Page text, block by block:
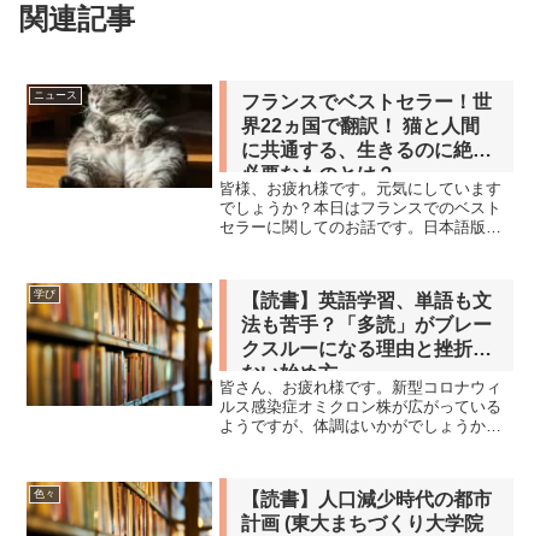
関連記事
ニュース
フランスでベストセラー！世
界22ヵ国で翻訳！ 猫と人間
に共通する、生きるのに絶対
必要なものとは？
皆様、お疲れ様です。元気にしています
でしょうか？本日はフランスでのベスト
セラーに関してのお話です。日本語版
な人生のヒントを与えてくれるのか、じ
っくりと深堀りしていきたい...
学び
【読書】英語学習、単語も文
法も苦手？「多読」がブレー
クスルーになる理由と挫折し
ない始め方
皆さん、お疲れ様です。新型コロナウィ
ルス感染症オミクロン株が広がっている
ようですが、体調はいかがでしょうか？
ディスタンスなど基本的なことはできる
かぎり対処しましょう・・...
色々
【読書】人口減少時代の都市
計画 (東大まちづくり大学院